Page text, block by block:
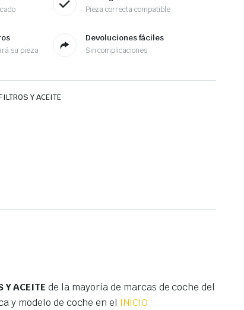
Pieza correcta compatible
su pieza
Devoluciones fáciles
Sin complicaciones
Y ACEITE
Y ACEITE de la mayoría de marcas de coche del
y modelo de coche en el INICIO